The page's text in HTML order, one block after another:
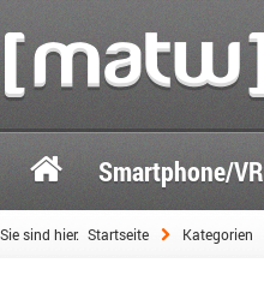
Smartphone/VR
Sie sind hier: Startseite Kategorien